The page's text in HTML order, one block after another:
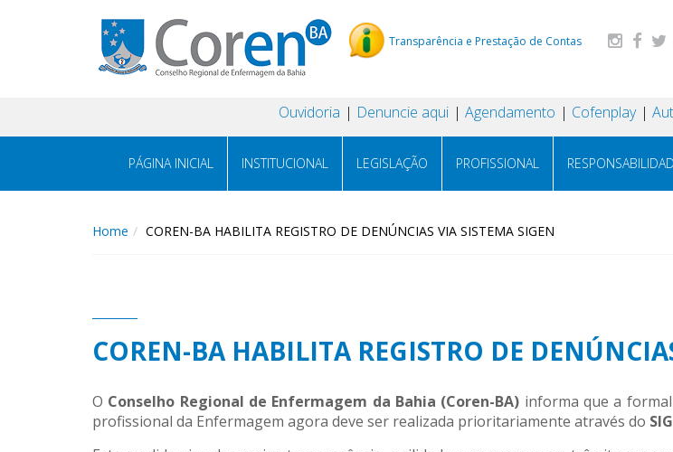
Transparência e Prestação de Contas
Ouvidoria Denuncie aqui Agendamento Cofenplay
PÁGINA INICIAL INSTITUCIONAL LEGISLAÇÃO PROFISSIONAL
Home COREN-BA HABILITA REGISTRO DE DENÚNCIAS VIA SISTEMA SIGEN
COREN-BA HABILITA REGISTRO DE
O Conselho Regional de Enfermagem da Bahia (Coren-BA) informa que a
profissional da Enfermagem agora deve ser realizada prioritariamente através do